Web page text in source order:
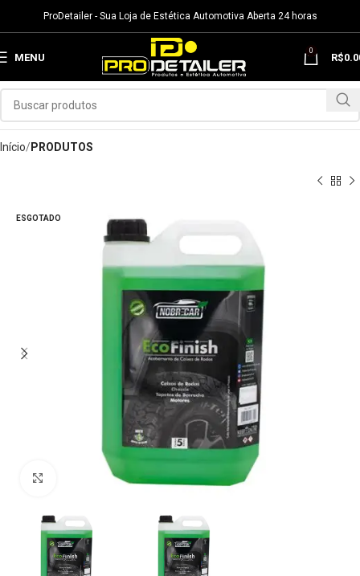
ProDetailer - Sua Loja de Estética Automotiva Aberta 24 horas
MENU
0
R$
Início PRODUTOS
ESGOTADO
Clique para ampliar